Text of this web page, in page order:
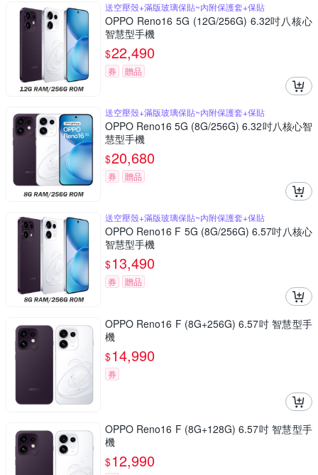
送空壓殼+滿版玻璃保貼~內附保護套+保貼
OPPO Reno16 5G (12G/256G) 6.32吋八核心
智慧型手機
$22,490
券 贈品
送空壓殼+滿版玻璃保貼~內附保護套+保貼
OPPO Reno16 5G (8G/256G) 6.32吋八核心智
慧型手機
$20,680
券 贈品
送空壓殼+滿版玻璃保貼~內附保護套+保貼
OPPO Reno16 F 5G (8G/256G) 6.57吋八核心
智慧型手機
$13,490
券 贈品
OPPO Reno16 F (8G+256G) 6.57吋 智慧型手
機
$14,990
券
OPPO Reno16 F (8G+128G) 6.57吋 智慧型手
機
$12,990